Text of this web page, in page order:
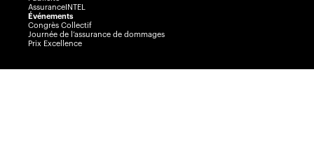
AssuranceINTEL
Événements
Congrès Collectif
Journée de l’assurance de dommages
Prix Excellence